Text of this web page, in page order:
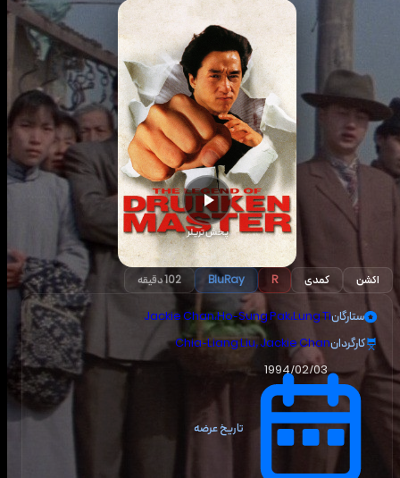
پخش تریلر
اکشن کمدی R
BluRay 102 دقیقه
ستارگان Jackie Chan،Ho-Sung Pak،Lung Ti
کارگردانChia-Liang Liu, Jackie Chan
تاریخ عرضه
1994/02/03